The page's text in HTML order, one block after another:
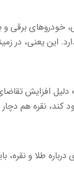
برقی و
این یعنی، در
دلیل افزایش
کند، نقره هم
درباره طلا و